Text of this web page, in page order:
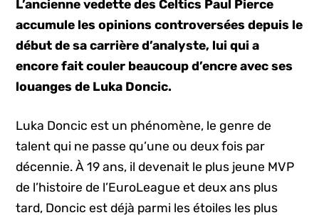
L’ancienne vedette des Celtics Paul Pierce
accumule les opinions controversées depuis le
début de sa carrière d’analyste, lui qui a
encore fait couler beaucoup d’encre avec ses
louanges de Luka Doncic.
Luka Doncic est un phénomène, le genre de
talent qui ne passe qu’une ou deux fois par
décennie. À 19 ans, il devenait le plus jeune MVP
de l’histoire de l’EuroLeague et deux ans plus
tard, Doncic est déjà parmi les étoiles les plus